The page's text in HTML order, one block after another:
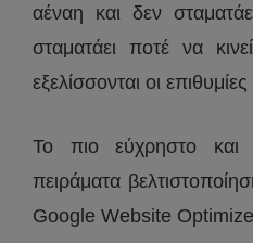
αέναη και δεν
σταματάει ποτέ να
εξελίσσονται οι
Το πιο εύχρηστο και
πειράματα
Google Website